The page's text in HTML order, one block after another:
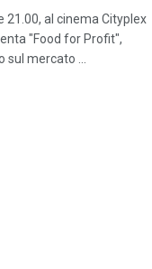
21.00, al cinema Cityplex
"Food for Profit",
mercato ...